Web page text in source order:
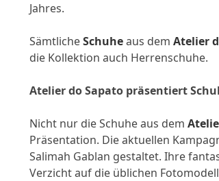
Jahres.
SämtlicheSchuheaus dem Atelier
die Kollektion auch Herrenschuhe.
Atelier do Sapato präsentiert
Nicht nur die Schuhe aus dem
Präsentation. Die aktuellen
Salimah Gablan gestaltet. Ihre
Verzicht auf die üblichen